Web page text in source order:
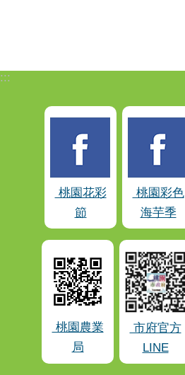
:::
桃園花彩
節
桃園彩色
海芋季
桃園農業
局
市府官方
LINE